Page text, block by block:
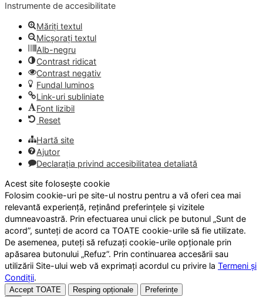
Instrumente de accesibilitate
Măriți textul
Micșorați textul
Alb-negru
Contrast ridicat
Contrast negativ
Fundal luminos
Link-uri subliniate
Font lizibil
Reset
Hartă site
Ajutor
Declarația privind accesibilitatea detaliată
Acest site folosește cookie
Folosim cookie-uri pe site-ul nostru pentru a vă oferi cea mai
relevantă experiență, reținând preferințele și vizitele
dumneavoastră. Prin efectuarea unui click pe butonul „Sunt de
acord”, sunteți de acord ca TOATE cookie-urile să fie utilizate.
De asemenea, puteți să refuzați cookie-urile opționale prin
apăsarea butonului „Refuz”. Prin continuarea accesării sau
utilizării Site-ului web vă exprimați acordul cu privire la Termeni și
Condiții.
Accept TOATE Resping opționale
Preferințe